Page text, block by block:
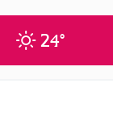
24°